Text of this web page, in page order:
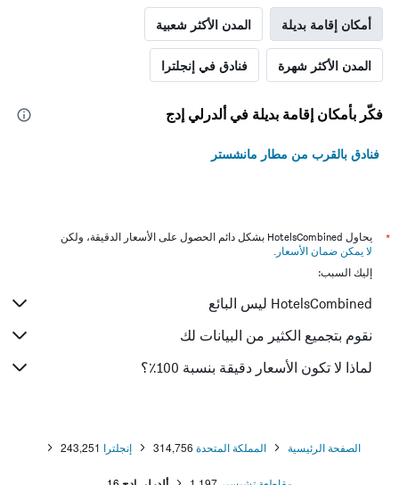
أمكان إقامة بديلة المدن الأكثر شعبية
المدن الأكثر شهرة فنادق في إنجلترا
فكّر بأمكان إقامة بديلة في ألدرلي إدج
فنادق بالقرب من مطار مانشستر
*
يحاول HotelsCombined بشكل دائم الحصول على الأسعار الدقيقة، ولكن
لا يمكن ضمان الأسعار .
إليك السبب:
HotelsCombined ليس البائع
نقوم بتجميع الكثير من البيانات لك
لماذا لا تكون الأسعار دقيقة بنسبة 100٪؟
الصفحة الرئيسية المملكة المتحدة 314,756 إنجلترا 243,251